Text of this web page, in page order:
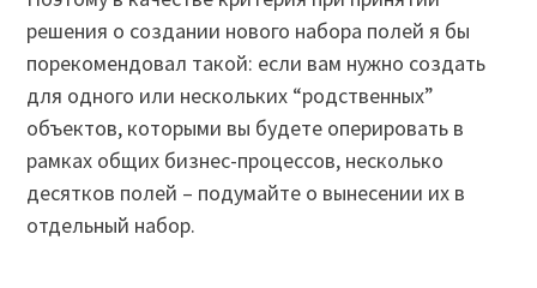
решения о создании нового набора полей я бы
порекомендовал такой: если вам нужно создать
для одного или нескольких “родственных”
объектов, которыми вы будете оперировать в
рамках общих бизнес-процессов, несколько
десятков полей – подумайте о вынесении их в
отдельный набор.